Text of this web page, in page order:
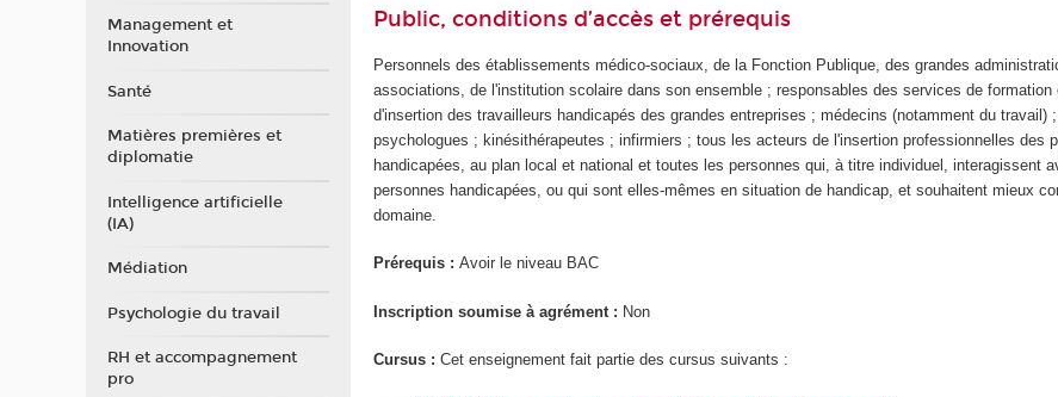
Public, conditions d’accès et prérequis
Personnels des établissements médico-sociaux, de la Fonction Publique, des grandes
associations, de l'institution scolaire dans son ensemble ; responsables des services de formation
d'insertion des travailleurs handicapés des grandes entreprises ; médecins (notamment du travail)
psychologues ; kinésithérapeutes ; infirmiers ; tous les acteurs de l'insertion professionnelles des
handicapées, au plan local et national et toutes les personnes qui, à titre individuel, interagissent
personnes handicapées, ou qui sont elles-mêmes en situation de handicap, et souhaitent mieux
domaine.
Prérequis :Avoir le niveau BAC
Inscription soumise à agrément : Non
Cursus : Cet enseignement fait partie des cursus suivants :
Management et
Innovation
Santé
Matières premières et
diplomatie
Intelligence artificielle
(IA)
Médiation
Psychologie du travail
RH et accompagnement
pro